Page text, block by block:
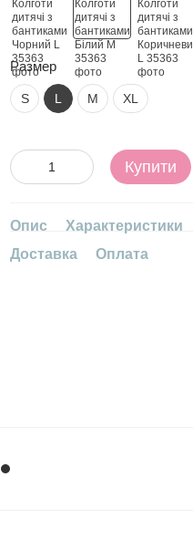
Размер
S L M XL
Купити
Опис
Характеристики
Доставка
Оплата